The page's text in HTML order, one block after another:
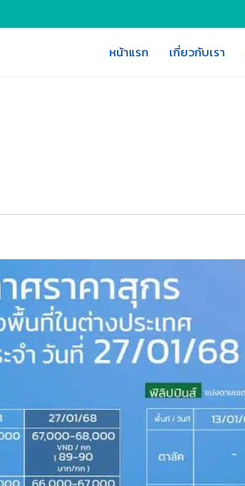
หน้าแรก เกี่ยวกับเรา